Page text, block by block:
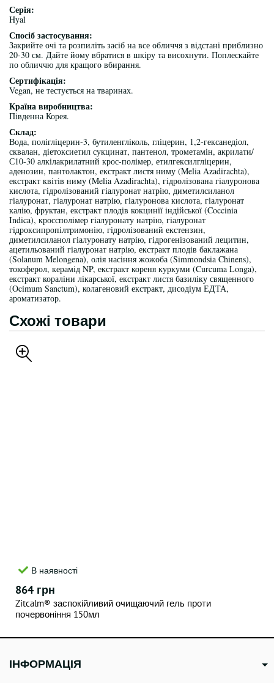
Серія:
Hyal
Спосіб застосування:
Закрийте очі та розпиліть засіб на все обличчя з відстані приблизно
20-30 см. Дайте йому вбратися в шкіру та висохнути. Поплескайте
по обличчю для кращого вбирання.
Сертифікація:
Vegan, не тестується на тваринах.
Країна виробництва:
Південна Корея.
Склад:
Вода, полігліцерин-3, бутиленгліколь, гліцерин, 1,2-гексанедіол,
сквалан, діетоксиетил сукцинат, пантенол, трометамін, акрилати/
С10-30 алкілакрилатний крос-полімер, етилгексилгліцерин,
аденозин, пантолактон, екстракт листя ниму (Melia Azadirachta),
екстракт квітів ниму (Melia Azadirachta), гідролізована гіалуронова
кислота, гідролізований гіалуронат натрію, диметилсиланол
гіалуронат, гіалуронат натрію, гіалуронова кислота, гіалуронат
калію, фруктан, екстракт плодів кокцинії індійської (Coccinia
Indica), кроссполімер гіалуронату натрію, гіалуронат
гідроксипропілтримонію, гідролізований екстензин,
диметилсиланол гіалуронату натрію, гідрогенізований лецитин,
ацетильований гіалуронат натрію, екстракт плодів баклажана
(Solanum Melongena), олія насіння жожоба (Simmondsia Chinens),
токоферол, керамід NP, екстракт кореня куркуми (Curcuma Longa),
екстракт кораліни лікарської, екстракт листя базиліку священного
(Ocimum Sanctum), колагеновий екстракт, дисодіум ЕДТА,
ароматизатор.
Схожі товари
В наявності
864 грн
Zitcalm® заспокійливий очищаючий гель проти
почервоніння 150мл
ІНФОРМАЦІЯ